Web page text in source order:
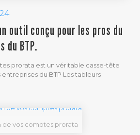
outil conçu pour les pros du
du BTP.
prorata est un véritable casse-tête
du BTP Les tableurs
de vos comptes prorata